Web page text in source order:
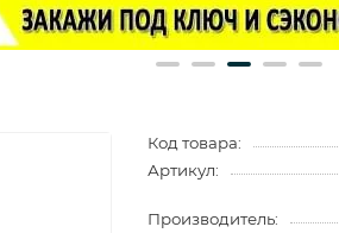
Код товара:
Артикул:
Производитель: